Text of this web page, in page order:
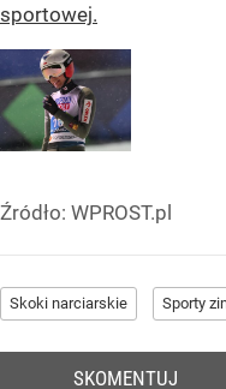
sportowej.
Źródło: WPROST.pl
Skoki narciarskie Sporty
SKOMENTUJ